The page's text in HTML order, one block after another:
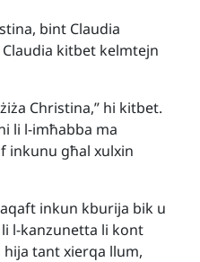
bint Claudia
Claudia kitbet kelmtejn
Christina,” hi kitbet.
li l-imħabba ma
inkunu għal xulxin
inkun kburija bik u
l-kanzunetta li kont
tant xierqa llum,